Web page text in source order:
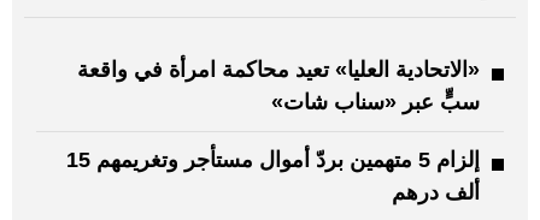
«الاتحادية العليا» تعيد محاكمة امرأة في واقعة
سبٍّ عبر «سناب شات»
إلزام 5 متهمين بردّ أموال مستأجر وتغريمهم 15
ألف درهم